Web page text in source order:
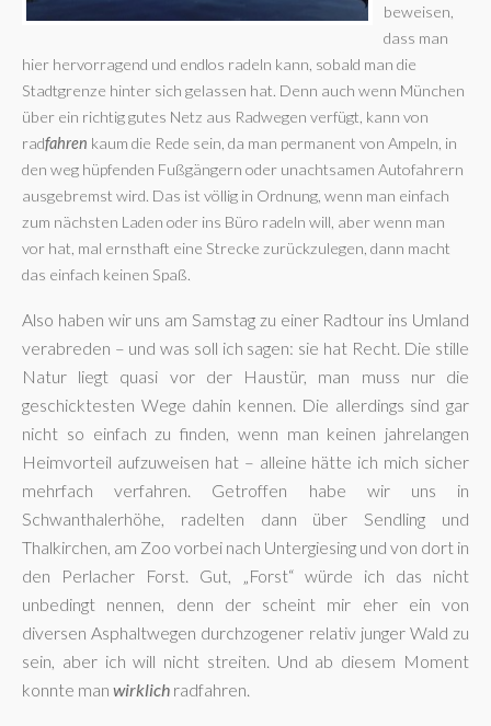
beweisen,
dass man
hier hervorragend und endlos radeln kann, sobald man die
Stadtgrenze hinter sich gelassen hat. Denn auch wenn München
über ein richtig gutes Netz aus Radwegen verfügt, kann von
radfahren kaum die Rede sein, da man permanent von Ampeln, in
den weg hüpfenden Fußgängern oder unachtsamen Autofahrern
ausgebremst wird. Das ist völlig in Ordnung, wenn man einfach
zum nächsten Laden oder ins Büro radeln will, aber wenn man
vor hat, mal ernsthaft eine Strecke zurückzulegen, dann macht
das einfach keinen Spaß.
Also haben wir uns am Samstag zu einer Radtour ins Umland
verabreden – und was soll ich sagen: sie hat Recht. Die stille
Natur liegt quasi vor der Haustür, man muss nur die
geschicktesten Wege dahin kennen. Die allerdings sind gar
nicht so einfach zu finden, wenn man keinen jahrelangen
Heimvorteil aufzuweisen hat – alleine hätte ich mich sicher
mehrfach verfahren. Getroffen habe wir uns in
Schwanthalerhöhe, radelten dann über Sendling und
Thalkirchen, am Zoo vorbei nach Untergiesing und von dort in
den Perlacher Forst. Gut, „Forst“ würde ich das nicht
unbedingt nennen, denn der scheint mir eher ein von
diversen Asphaltwegen durchzogener relativ junger Wald zu
sein, aber ich will nicht streiten. Und ab diesem Moment
konnte man wirklich radfahren.